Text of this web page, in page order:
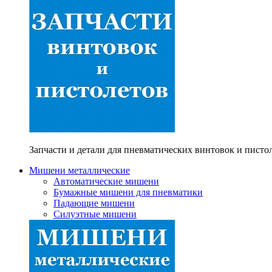
Запчасти и детали для пневматических винтовок и
Мишени металлические
Автоматические мишени
Бумажные мишени для пневматики
Падающие мишени
Силуэтные мишени